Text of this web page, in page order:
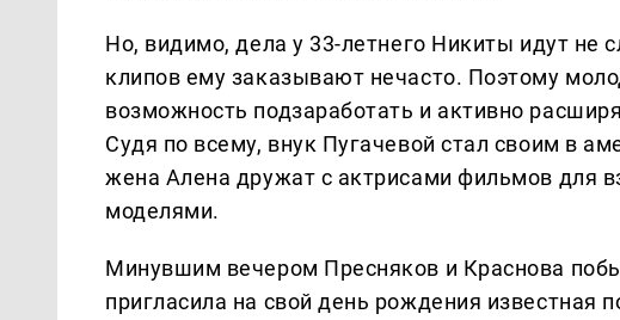
Но, видимо, дела у 33-летнего Никиты идут
клипов ему заказывают нечасто. Поэтому
возможность подзаработать и активно
Судя по всему, внук Пугачевой стал своим в
жена Алена дружат с актрисами фильмов для
моделями.
Минувшим вечером Пресняков и Краснова
пригласила на свой день рождения